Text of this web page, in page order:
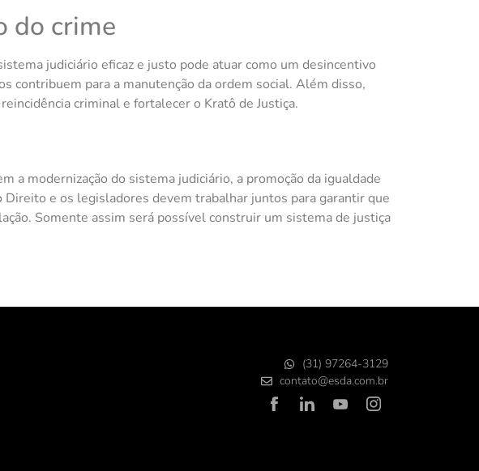
do crime
judiciário eficaz e justo pode atuar como um desincentivo
contribuem para a manutenção da ordem social. Além disso,
criminal e fortalecer o Kratô de Justiça.
a modernização do sistema judiciário, a promoção da igualdade
e os legisladores devem trabalhar juntos para garantir que
Somente assim será possível construir um sistema de justiça
(31) 97264-3129
contato@esda.com.br